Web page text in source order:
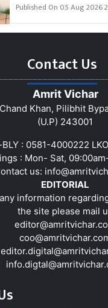
Published On 05 Aug 2026
Contact Us
Amrit Vichar
Khan, Pilibhit
(U.P) 243001
: 0581-4000222
: Mon- Sat,
us:
EDITORIAL
information
the site please mail